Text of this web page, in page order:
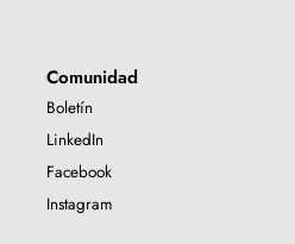
Comunidad
Boletín
LinkedIn
Facebook
Instagram